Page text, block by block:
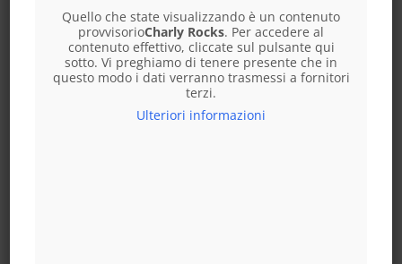
MESSICO e in CANADA!!!
Prenotazioni: 01 25 98 380
ATTENZIONE: SOLD OUT! NON CI SONO PIÙ POSTI
DISPONIBILI!
prenotare un tavolo
“Austria – Argentina” nel campo “informazioni
Quello che state visualizzando è un contenuto
provvisorioCharly Rocks. Per accedere al
contenuto effettivo, cliccate sul pulsante qui
sotto. Vi preghiamo di tenere presente che in
questo modo i dati verranno trasmessi a fornitori
terzi.
Ulteriori informazioni